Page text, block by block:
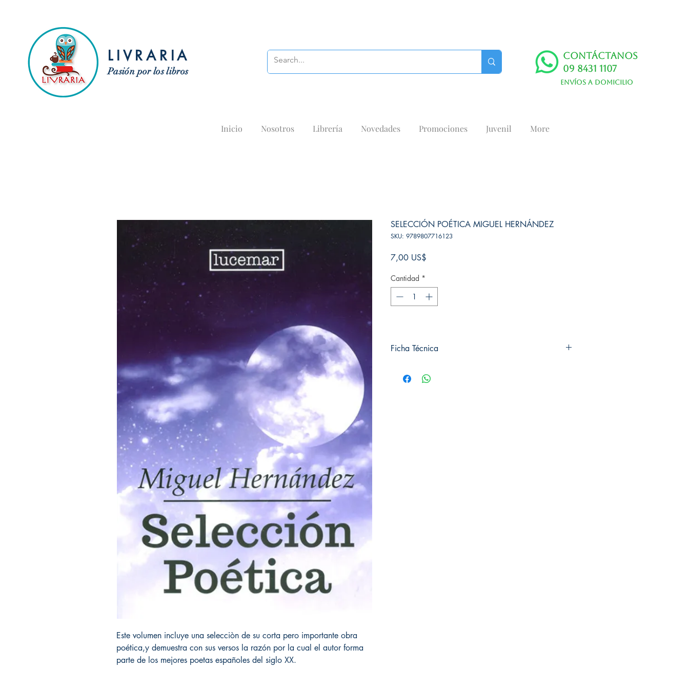
LIVRARIA
Pasión por los libros
Contáctanos
09 8431 1107
Envíos a domicilio
Inicio Nosotros Librería Novedades Promociones Juvenil More
Este volumen incluye una selecciòn de su corta pero importante obra
poética,y demuestra con sus versos la razón por la cual el autor forma
parte de los mejores poetas españoles del siglo XX.
SELECCIÓN POÉTICA MIGUEL HERNÁNDEZ
SKU: 9789807716123
7,00 US$
Cantidad *
Ficha Técnica
Editorial: Pluton